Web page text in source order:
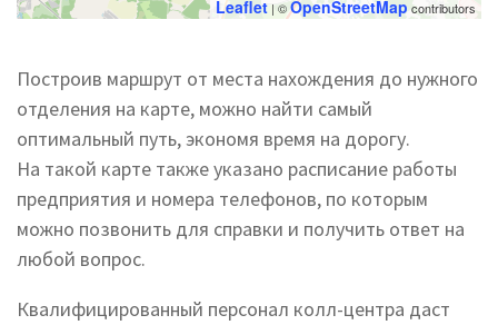
Leaflet | ©OpenStreetMap contributors
Построив маршрут от места нахождения до нужного
отделения на карте, можно найти самый
оптимальный путь, экономя время на дорогу.
На такой карте также указано расписание работы
предприятия и номера телефонов, по которым
можно позвонить для справки и получить ответ на
любой вопрос.
Квалифицированный персонал колл-центра даст